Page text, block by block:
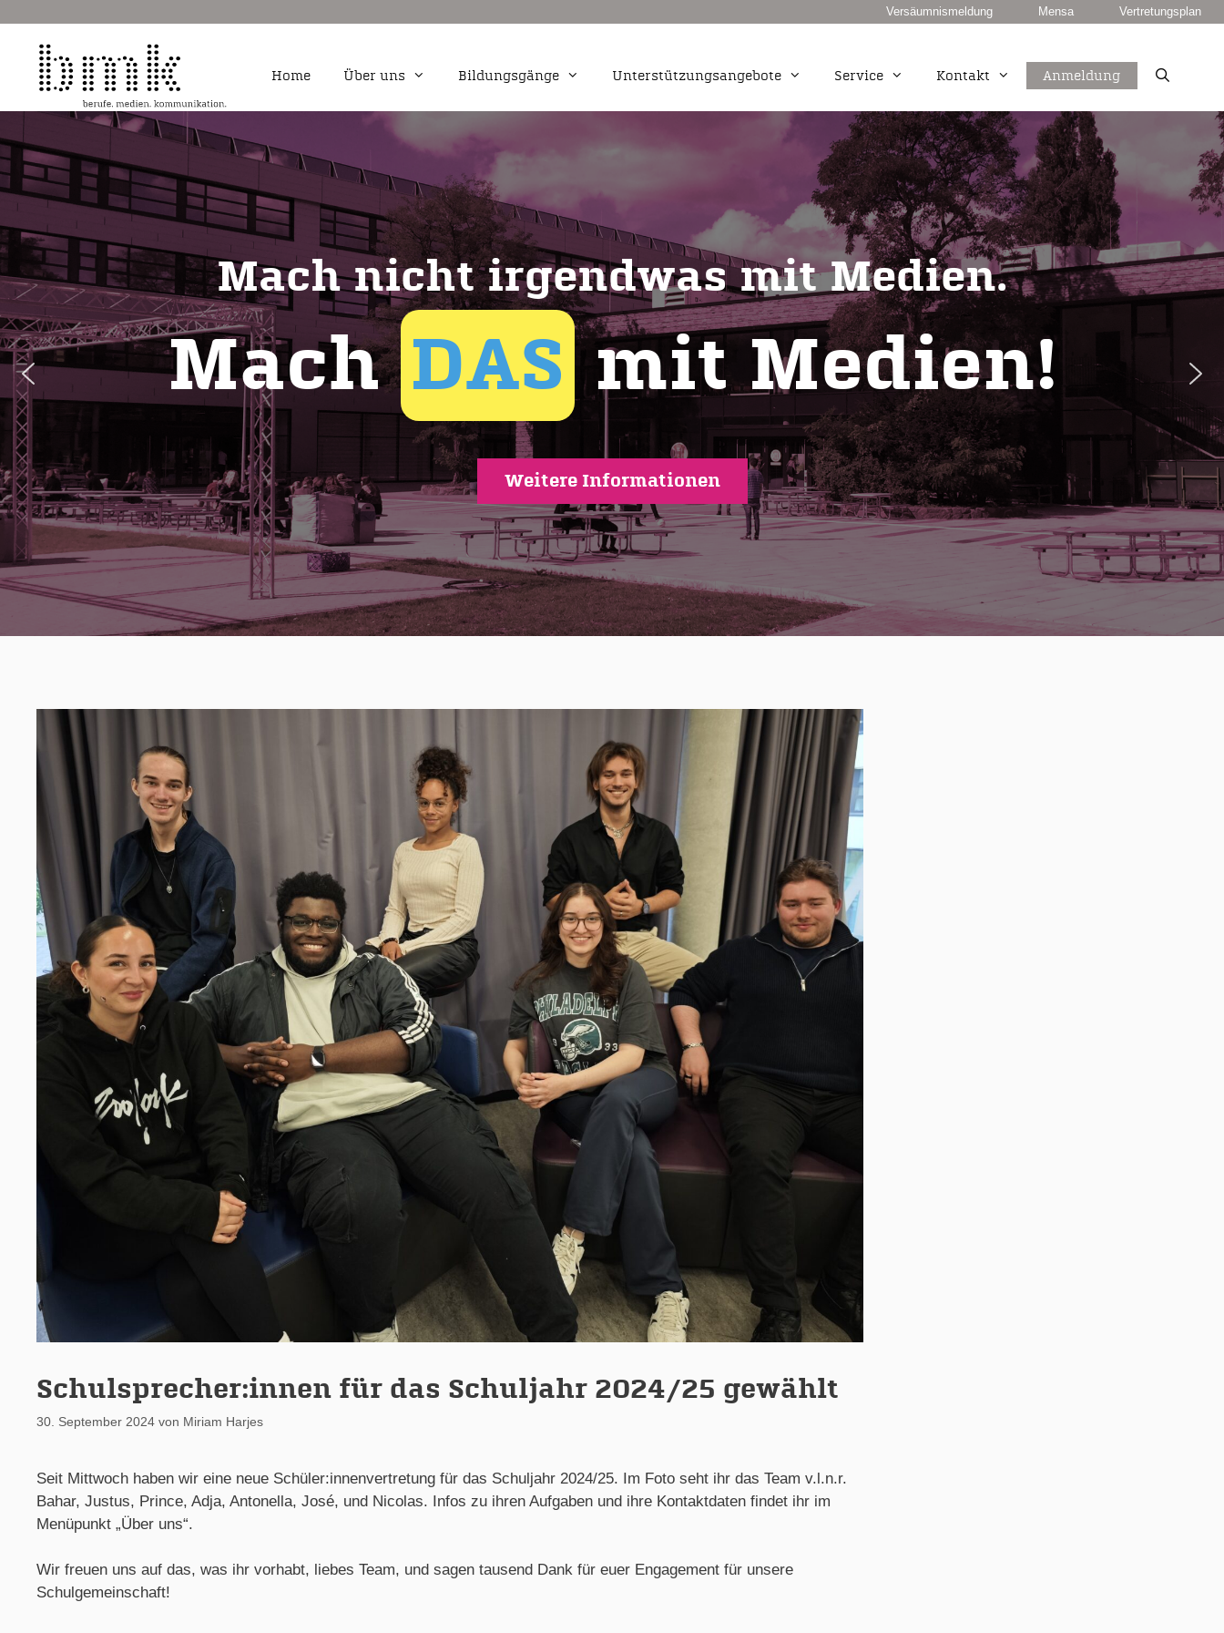
Versäumnismeldung Mensa Vertretungsplan
Home Über uns Bildungsgänge
Fachangestellte für Markt- und
Sozialforschung
Fotograf/-in
Kauffrau/-mann für audiovisuelle Medien
Kauffrau/-mann und Servicefachkraft für
Dialogmarketing
Kaufmann/ -frau für
Marketingkommunikation
Mediengestalter/-in Digital- und Print
Medienkaufleute Digital und Print
Studium BWL – Marketing und
Kommunikationswirtschaft
Kaufmännische Assistenz Schwerpunkt
Medienwirtschaft und -produktion
Webdesign
European Computer Driving Licence
Duale Berufsausbildung PLUS
Fachhochschulreife
Unterstützungsangebote Service Kontakt Anmeldung
Mach nicht irgendwas mit Medien.
MachDASmit Medien!
Weitere Informationen
Schulsprecher:innen für das Schuljahr 2024/25 gewählt
30. September 2024 von Miriam Harjes
Seit Mittwoch haben wir eine neue Schüler:innenvertretung für das Schuljahr 2024/25. Im Foto seht ihr das Team v.l.n.r.
Bahar, Justus, Prince, Adja, Antonella, José, und Nicolas. Infos zu ihren Aufgaben und ihre Kontaktdaten findet ihr im
Menüpunkt „Über uns“.
Wir freuen uns auf das, was ihr vorhabt, liebes Team, und sagen tausend Dank für euer Engagement für unsere
Schulgemeinschaft!